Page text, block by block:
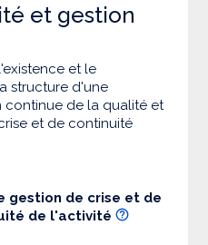
et gestion
et le
structure d'une
continue de la qualité et
et de continuité
gestion de crise et de
de l'activité